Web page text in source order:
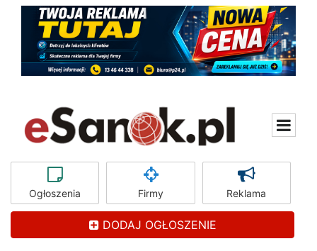
Ogłoszenia Firmy Reklama
DODAJ OGŁOSZENIE